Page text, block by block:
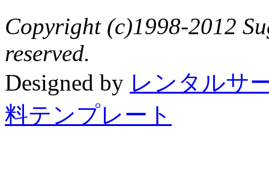
Copyright (c)1998-2012
reserved.
Designed by レンタルサ
料テンプレート